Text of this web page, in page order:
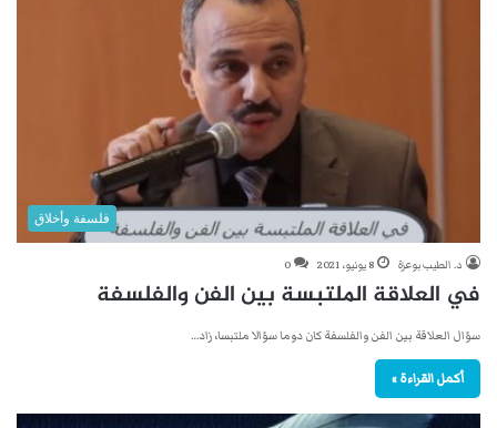
فلسفة وأخلاق
د. الطيب بوعزة 8 يونيو، 2021 0
في العلاقة الملتبسة بين الفن والفلسفة
سؤال العلاقة بين الفن والفلسفة كان دوما سؤالا ملتبسا، زاد…
أكمل القراءة »